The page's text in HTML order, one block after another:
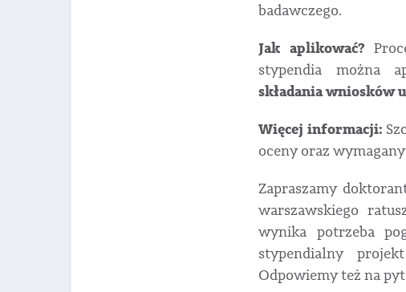
badawczego.
Jak aplikować?
stypendia można
składania wniosków
Więcej informacji:
oceny oraz
Zapraszamy
warszawskiego
wynika potrzeba
stypendialny
Odpowiemy też na